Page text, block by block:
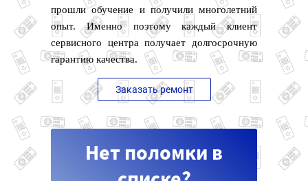
прошли обучение и получили многолетний
опыт. Именно поэтому каждый клиент
сервисного центра получает долгосрочную
гарантию качества.
Заказать ремонт
Нет поломки в